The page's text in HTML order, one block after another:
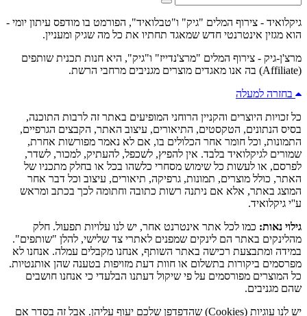
גיקלואיד - צירוף המלים "גיק" ו"טבלואיד", הפורמט בו מודפס עיתון יומי -
הוא מגזין אינטרנטי חדש שמאגד תחתיו את כל מה שגיק ומעניין.
מרצ'ן-גיק - צירוף המלים "מרצ'נדייז" ו"גיק", היא חנות תכנית שותפים
(Affiliate) בה אנו מאגדים מוצרים מגניבים מרחבי הרשת.
בחזרה למעלה
כל זכויות היוצרים והקניין הרוחני המופיעים באתר זה לרבות התוכנה,
בסיס הנתונים, הטקסטים, התיאורים, עיצוב האתר, הקבצים הגרפיים,
התמונות, וכל חומר אחר הכלולים בו, אם לא נאמר מפורשות אחרת,
שמורים לגיקלואיד בלבד. אין להפיץ, לשכפל, להעתיק, למכור, לשדר,
לפרסם, או לעשות כל שימוש מסחרי כלשהו בכל או בחלק מתכניו של
האתר, כולל מוצרים, תמונות, גרפיקה, תיאורים, עיצוב וכל דבר אחר
המוצג באתר, אלא אם ניתנה רשות כתובה וחתומה לכך בכתב ומראש
ע''י גיקלואיד.
גילוי נאות: כמו לכל אתר אינטרנט אחר, יש לנו עלויות תפעול. חלק
מהלינקים באתר הם לינקים שמפנים לאתרי צד שלישי, להלן "שותפים".
במידה ומתבצעת רכישה באתר השותף, אנחנו מקבלים עמלה. אנחנו לא
מפרסמים ביקורות בתשלום או חוות דעת מזויפות בטענה שהן אותנטיות.
כל המוצרים מפורסמים על פי שיקול דעתנו הבלעדי כי אנחנו חושבים
שהם מגניבים.
יש לנו עוגיות (Cookies) שהדפדפן שלכם יעוף עליהן. אבל זה בסדר אם